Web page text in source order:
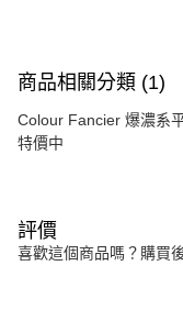
商品相關分類 (1)
Colour Fancier 爆濃系
特價中
評價
喜歡這個商品嗎？購買